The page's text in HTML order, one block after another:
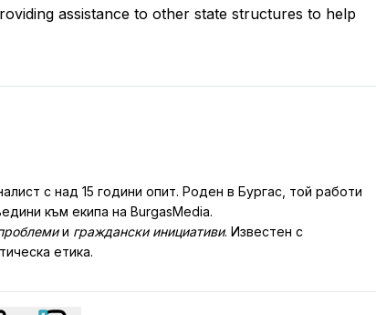
assistance to other state structures to help
с над 15 години опит. Роден в Бургас, той работи
към екипа на BurgasMedia.
и граждански инициативи. Известен с
етика.